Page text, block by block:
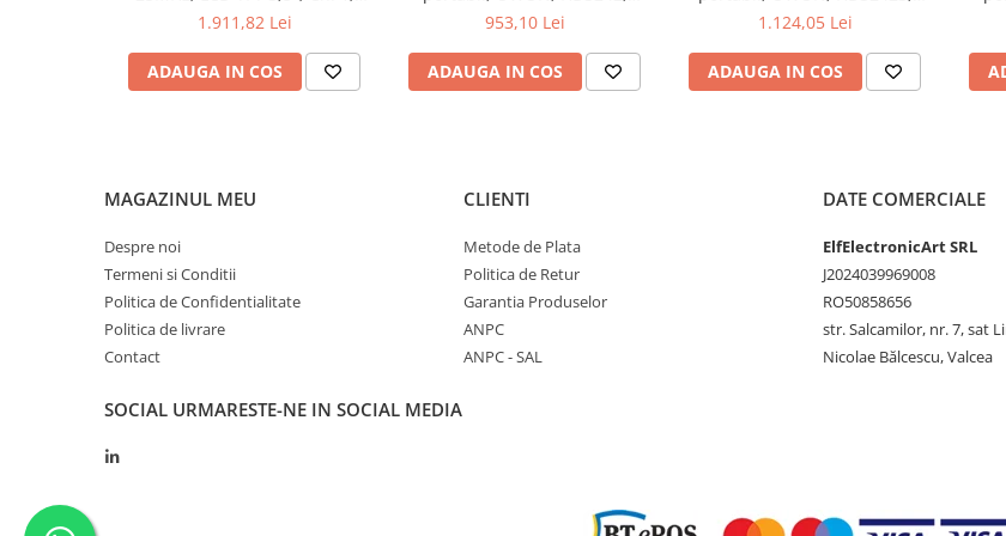
Caracteristici Osciloscop OWON
VDS6104A
Frecvență
100MHz
Număr canale
4
Rată de eșantionare
1 GSa/s
Adâncime de memorie
8 kpts
Ecran și
Performanță
250Msps; 12kpts compatibil cu
1.911,82 Lei
ADAUGA IN COS
200mV-1kV, 200mA-
953,10 Lei
ADAUGA IN COS
200mV-1kV, 200mA-
1.124,05 Lei
ADAUGA IN COS
MAGAZINUL MEU
Despre noi
Termeni si Conditii
Politica de Confidentialitate
Politica de livrare
Contact
CLIENTI
Metode de Plata
Politica de Retur
Garantia Produselor
ANPC
ANPC - SAL
DATE COMERCIALE
ElfElectronicArt SRL
J2024039969008
RO50858656
str. Salcamilor, nr. 7, sat
Nicolae Bălcescu, Valcea
SOCIAL URMARESTE-NE IN SOCIAL MEDIA